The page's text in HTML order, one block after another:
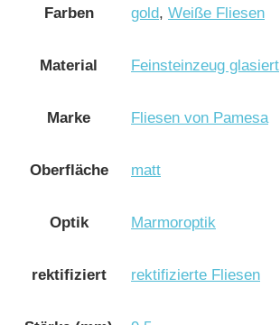
Farben gold, Weiße Fliesen
Material Feinsteinzeug glasiert
Marke Fliesen von Pamesa
Oberfläche matt
Optik Marmoroptik
rektifiziert rektifizierte Fliesen